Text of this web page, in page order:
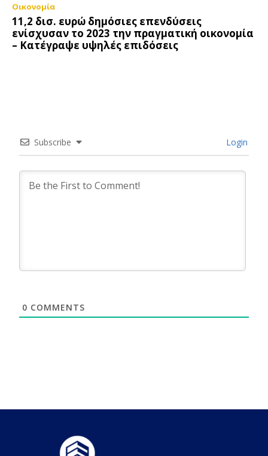
Οικονομία
11,2 δισ. ευρώ δημόσιες επενδύσεις
ενίσχυσαν το 2023 την πραγματική οικονομία
– Κατέγραψε υψηλές επιδόσεις
Subscribe Login
0 COMMENTS